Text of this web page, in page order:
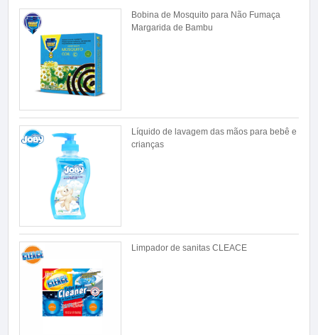
Bobina de Mosquito para Não Fumaça
Margarida de Bambu
Líquido de lavagem das mãos para bebê e
crianças
Limpador de sanitas CLEACE